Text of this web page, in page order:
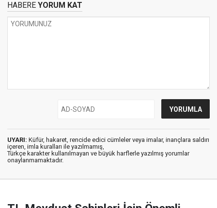
HABERE YORUM KAT
UYARI: Küfür, hakaret, rencide edici cümleler veya imalar, inançlara saldırı
içeren, imla kuralları ile yazılmamış,
Türkçe karakter kullanılmayan ve büyük harflerle yazılmış yorumlar
onaylanmamaktadır.